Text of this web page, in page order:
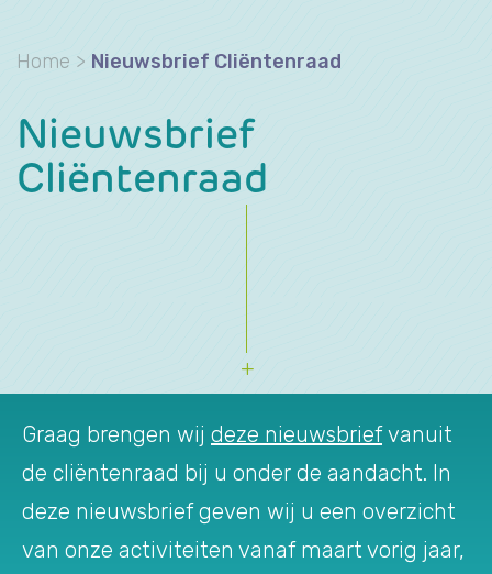
Home > Nieuwsbrief Cliëntenraad
Nieuwsbrief
Cliëntenraad
Graag brengen wij deze nieuwsbriefvanuit
de cliëntenraad bij u onder de aandacht. In
deze nieuwsbrief geven wij u een overzicht
van onze activiteiten vanaf maart vorig jaar,